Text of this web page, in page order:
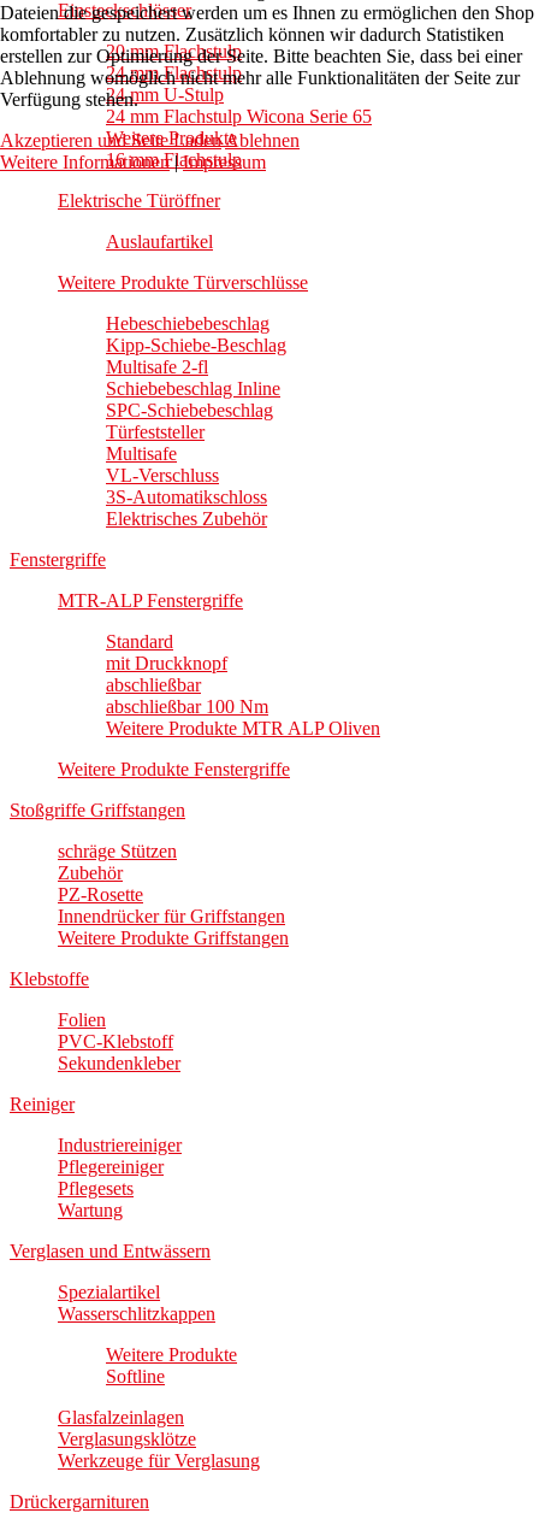
Einsteckschlösser
20 mm Flachstulp
24 mm Flachstulp
24 mm U-Stulp
24 mm Flachstulp Wicona Serie 65
Weitere Produkte
16 mm Flachstulp
Elektrische Türöffner
Auslaufartikel
Weitere Produkte Türverschlüsse
Hebeschiebebeschlag
Kipp-Schiebe-Beschlag
Multisafe 2-fl
Schiebebeschlag Inline
SPC-Schiebebeschlag
Türfeststeller
Multisafe
VL-Verschluss
3S-Automatikschloss
Elektrisches Zubehör
Fenstergriffe
MTR-ALP Fenstergriffe
Standard
mit Druckknopf
abschließbar
abschließbar 100 Nm
Weitere Produkte MTR ALP Oliven
Weitere Produkte Fenstergriffe
Stoßgriffe Griffstangen
schräge Stützen
Zubehör
PZ-Rosette
Innendrücker für Griffstangen
Weitere Produkte Griffstangen
Klebstoffe
Folien
PVC-Klebstoff
Sekundenkleber
Reiniger
Industriereiniger
Pflegereiniger
Pflegesets
Wartung
Verglasen und Entwässern
Spezialartikel
Wasserschlitzkappen
Weitere Produkte
Softline
Glasfalzeinlagen
Verglasungsklötze
Werkzeuge für Verglasung
Drückergarnituren
Dateien die gespeichert werden um es Ihnen zu ermöglichen den Shop
komfortabler zu nutzen. Zusätzlich können wir dadurch Statistiken
erstellen zur Optimierung der Seite. Bitte beachten Sie, dass bei einer
Ablehnung womöglich nicht mehr alle Funktionalitäten der Seite zur
Verfügung stehen.
Akzeptieren und Seite LadenAblehnen
Weitere Informationen|Impressum